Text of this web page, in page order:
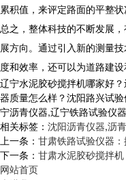
累积值，来评定路面的平整状
总之，整体科技的不断发展
展方向。通过引入新的测量
度和效率，还可以为道路建
辽宁水泥胶砂搅拌机哪家好
器质量怎么样？沈阳路兴试
宁沥青仪器,辽宁铁路试验仪
相关标签： 沈阳沥青仪器,沥
上一条： 甘肃铁路试验仪器
下一条： 甘肃水泥胶砂搅拌
网站首页